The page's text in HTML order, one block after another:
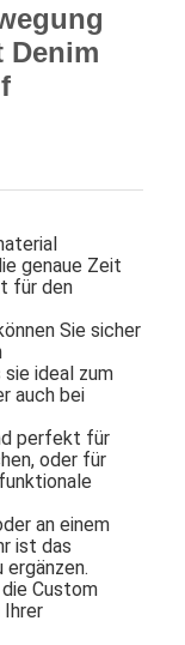
Denim
genaue Zeit
für den
Sie sicher
ideal zum
auch bei
perfekt für
oder für
an einem
ist das
Custom
Ihrer